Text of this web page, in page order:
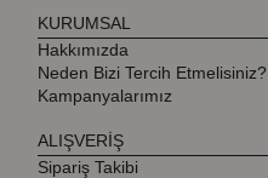
KURUMSAL
Hakkımızda
Neden Bizi Tercih Etmelisiniz?
Kampanyalarımız
ALIŞVERİŞ
Sipariş Takibi